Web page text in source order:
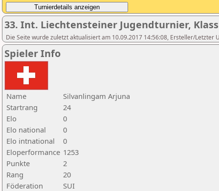
33. Int. Liechtensteiner Jugendturnier,
Die Seite wurde zuletzt aktualisiert am 10.09.2017 14:56:08, Ersteller/Letzter
Spieler Info
Name
Silvanlingam Arjuna
Startrang
24
Elo
0
Elo national
0
Elo intnational
0
Eloperformance 1253
Punkte
2
Rang
20
Föderation
SUI